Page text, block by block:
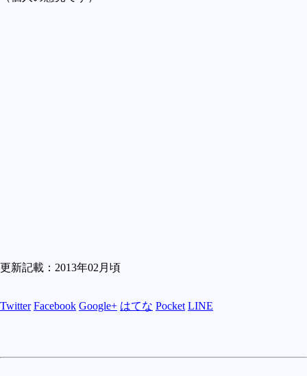
更新記載：2013年02月頃
Twitter Facebook Google+ はてな Pocket LINE